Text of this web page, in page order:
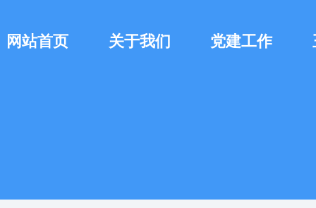
网站首页 关于我们 党建工作